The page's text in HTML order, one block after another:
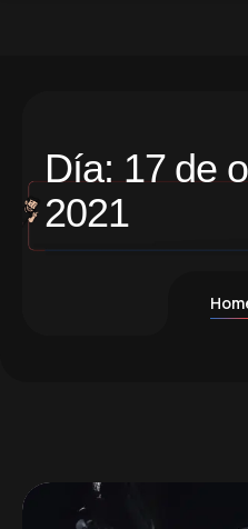
Día: 17 de
2021